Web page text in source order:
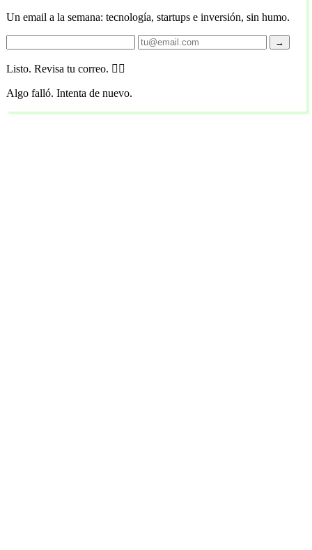
Un email a la semana: tecnología, startups e inversión, sin humo.
→
Listo. Revisa tu correo. 🏴‍☠️
Algo falló. Intenta de nuevo.